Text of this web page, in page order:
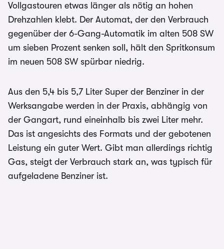
Vollgastouren etwas länger als nötig an hohen
Drehzahlen klebt. Der Automat, der den Verbrauch
gegenüber der 6-Gang-Automatik im alten 508 SW
um sieben Prozent senken soll, hält den Spritkonsum
im neuen 508 SW spürbar niedrig.
Aus den 5,4 bis 5,7 Liter Super der Benziner in der
Werksangabe werden in der Praxis, abhängig von
der Gangart, rund eineinhalb bis zwei Liter mehr.
Das ist angesichts des Formats und der gebotenen
Leistung ein guter Wert. Gibt man allerdings richtig
Gas, steigt der Verbrauch stark an, was typisch für
aufgeladene Benziner ist.